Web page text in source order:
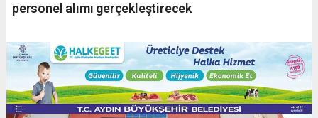
personel alımı gerçekleştirecek